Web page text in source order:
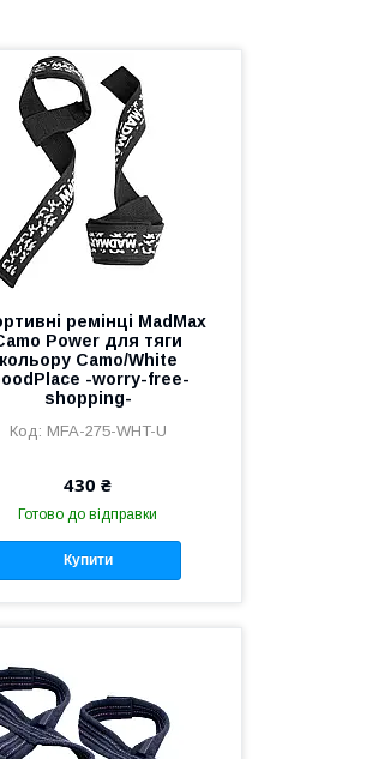
ремінці MadMax
Power для тяги
кольору Camo/White
-worry-free-
shopping-
MFA-275-WHT-U
430 ₴
Готово до відправки
Купити